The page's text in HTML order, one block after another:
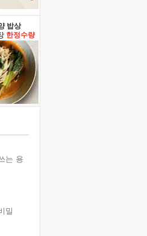
밥상
한정수량
는 용
밀